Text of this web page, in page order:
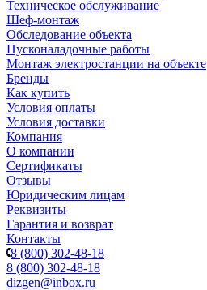
Техническое обслуживание
Шеф-монтаж
Обследование объекта
Пусконаладочные работы
Монтаж электростанции на объекте
Бренды
Как купить
Условия оплаты
Условия доставки
Компания
О компании
Сертификаты
Отзывы
Юридическим лицам
Реквизиты
Гарантия и возврат
Контакты
8 (800) 302-48-18
8 (800) 302-48-18
dizgen@inbox.ru